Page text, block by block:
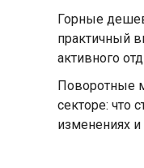
Горные
практичный
активного
Поворотные
секторе: что
изменениях и